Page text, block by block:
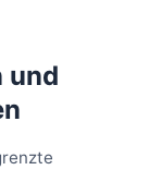
und